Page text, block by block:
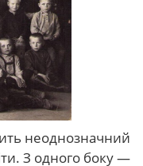
неоднозначний
З одного боку —